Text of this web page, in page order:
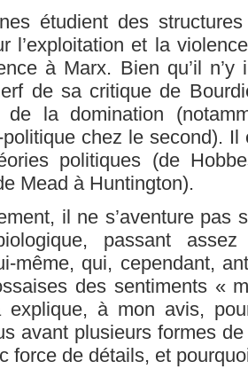
étudient des
l’exploitation et la
à Marx. Bien qu’il
de sa critique de
de la domination
chez le second).
politiques (de
Mead à Huntington).
il ne s’aventure pas
passant
même, qui, cependant,
des sentiments «
explique, à mon avis,
avant plusieurs formes
force de détails, et